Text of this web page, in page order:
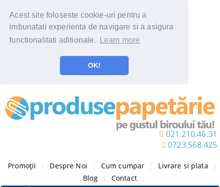
Acest site foloseste cookie-uri pentru a
imbunatati experienta de navigare si a asigura
functionalitati aditionale.
Learn more
OK!
021.210.46.31
0723.568.425
Promoții Despre Noi Cum cumpar Livrare si plata
Blog
Contact